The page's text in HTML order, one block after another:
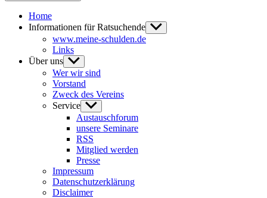
Home
Informationen für Ratsuchende Untermenü
anzeigen
www.meine-schulden.de
Links
Über uns Untermenü
anzeigen
Wer wir sind
Vorstand
Zweck des Vereins
Service Untermenü
anzeigen
Austauschforum
unsere Seminare
RSS
Mitglied werden
Presse
Impressum
Datenschutzerklärung
Disclaimer